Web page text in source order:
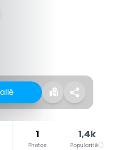
1
Photos
1,4k
Popularité